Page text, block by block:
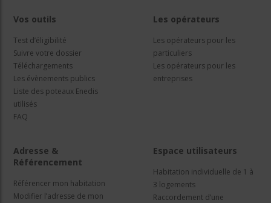
Vos outils
Test d’éligibilité
Suivre votre dossier
Téléchargements
Les évènements publics
Liste des poteaux Enedis
utilisés
FAQ
Les opérateurs
Les opérateurs pour les
particuliers
Les opérateurs pour les
entreprises
Adresse &
Référencement
Référencer mon habitation
Modifier l’adresse de mon
Espace utilisateurs
Habitation individuelle de 1 à
3 logements
Raccordement d’une